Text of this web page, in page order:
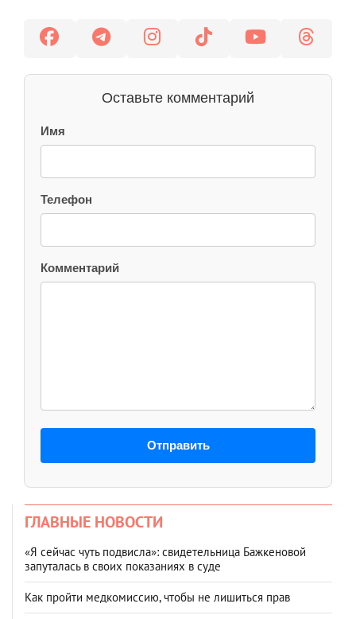
Оставьте комментарий
Имя
Телефон
Комментарий
Отправить
ГЛАВНЫЕ НОВОСТИ
«Я сейчас чуть подвисла»: свидетельница Бажкеновой
запуталась в своих показаниях в суде
Как пройти медкомиссию, чтобы не лишиться прав